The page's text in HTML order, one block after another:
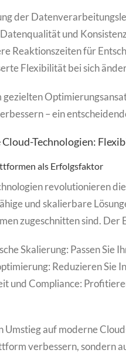
der
und
Reaktionszeiten für
Flexibilität bei sich
gezielten
– ein
Technologien:
als Erfolgsfaktor
revolutionieren
und skalierbare
zugeschnitten sind. Der
Skalierung: Passen Sie
Reduzieren Sie
und Compliance:
Umstieg auf moderne
verbessern, sondern